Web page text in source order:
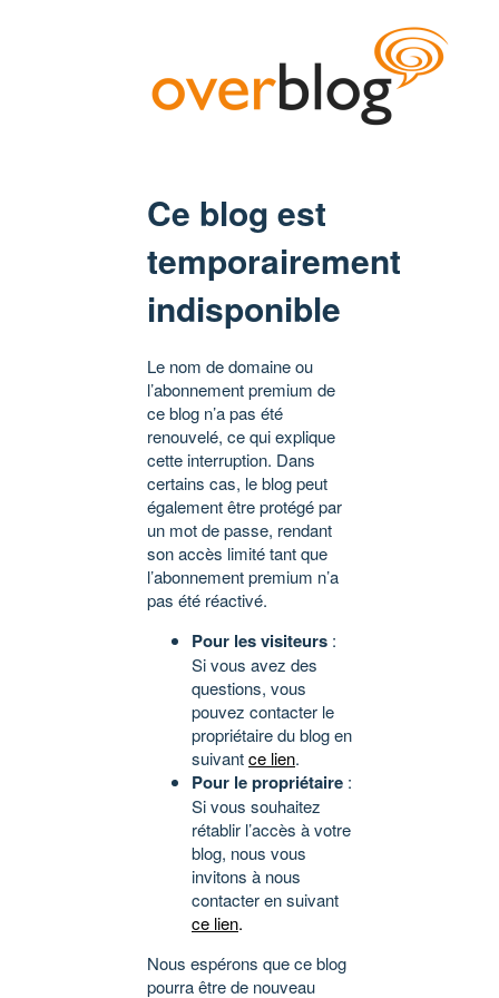
Ce blog est
temporairement
indisponible
Le nom de domaine ou
l’abonnement premium de
ce blog n’a pas été
renouvelé, ce qui explique
cette interruption. Dans
certains cas, le blog peut
également être protégé par
un mot de passe, rendant
son accès limité tant que
l’abonnement premium n’a
pas été réactivé.
Pour les visiteurs :
Si vous avez des
questions, vous
pouvez contacter le
propriétaire du blog en
suivantce lien.
Pour le propriétaire :
Si vous souhaitez
rétablir l’accès à votre
blog, nous vous
invitons à nous
contacter en suivant
ce lien.
Nous espérons que ce blog
pourra être de nouveau